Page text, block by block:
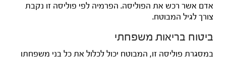
אדם אשר רכש את הפוליסה. הפרמיה לפי פוליסה זו נקבת
צורך לגיל המבוטח.
ביטוח בריאות משפחתי
במסגרת פוליסה זו, המבוטח יכול לכלול את כל בני משפחתו